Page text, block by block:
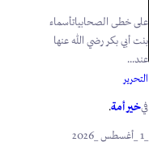
على خطى الصحابياتأسماء
بنت أبي بكر رضي الله عنها
عند...
التحرير
فيخير أمة.
_1 _أغسطس _2026